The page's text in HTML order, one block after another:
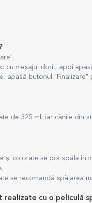
cu mesajul dorit, apoi
apasă butonul
de 325 ml, iar cănile din
și colorate se pot spăla în
se recomandă spălarea
realizate cu o peliculă